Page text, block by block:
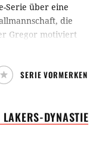
Serie über eine
die
Gregor motiviert
auch Wert auf
Fußballplatzes
Match-
SERIE VORMERKEN
LAKERS-DYNASTIE